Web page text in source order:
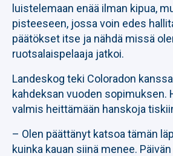
luistelemaan enää ilman kipua,
pisteeseen, jossa voin edes
päätökset itse ja nähdä missä
ruotsalaispelaaja jatkoi.
Landeskog teki Coloradon
kahdeksan vuoden sopimuksen.
valmis heittämään hanskoja
– Olen päättänyt katsoa tämän
kuinka kauan siinä menee.